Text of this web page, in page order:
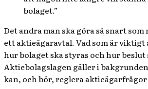
bolaget.”
Det andra man ska göra så snart
ett aktieägaravtal. Vad som är viktigt
hur bolaget ska styras och hur beslut
Aktiebolagslagen gäller i
kan, och bör, reglera